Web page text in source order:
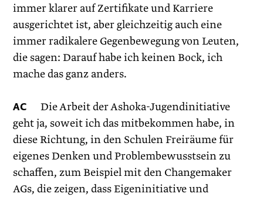
immer klarer auf Zertifikate und Karriere
ausgerichtet ist, aber gleichzeitig auch eine
immer radikalere Gegenbewegung von Leuten,
die sagen: Darauf habe ich keinen Bock, ich
mache das ganz anders.
AC Die Arbeit der Ashoka-Jugendinitiative
geht ja, soweit ich das mitbekommen habe, in
diese Richtung, in den Schulen Freiräume für
eigenes Denken und Problembewusstsein zu
schaffen, zum Beispiel mit den Changemaker
AGs, die zeigen, dass Eigeninitiative und